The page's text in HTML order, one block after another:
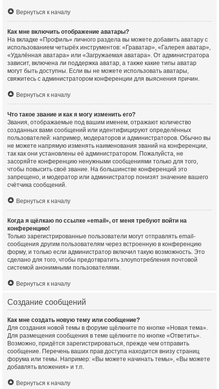
Вернуться к началу
Как мне включить отображение аватары?
На вкладке «Профиль» личного раздела вы можете добавить аватару с
использованием четырёх инструментов: «Граватар», «Галерея аватар»,
«Удалённая аватара» или «Загружаемая аватара». От администратора
зависит, включена ли поддержка аватар, а также какие типы аватар
могут быть доступны. Если вы не можете использовать аватары,
свяжитесь с администратором конференции для выяснения причин.
Вернуться к началу
Что такое звание и как я могу изменить его?
Звания, отображаемые под вашим именем, отражают количество
созданных вами сообщений или идентифицируют определённых
пользователей: например, модераторов и администраторов. Обычно вы
не можете напрямую изменять наименования званий на конференции,
так как они установлены её администратором. Пожалуйста, не
засоряйте конференцию ненужными сообщениями только для того,
чтобы повысить своё звание. На большинстве конференций это
запрещено, и модератор или администратор понизят значение вашего
счётчика сообщений.
Вернуться к началу
Когда я щёлкаю по ссылке «email», от меня требуют войти на
конференцию!
Только зарегистрированные пользователи могут отправлять email-
сообщения другим пользователям через встроенную в конференцию
форму, и только если администратор включил такую возможность. Это
сделано для того, чтобы предотвратить злоупотребления почтовой
системой анонимными пользователями.
Вернуться к началу
Создание сообщений
Как мне создать новую тему или сообщение?
Для создания новой темы в форуме щёлкните по кнопке «Новая тема».
Для размещения сообщения в теме щёлкните по кнопке «Ответить».
Возможно, придётся зарегистрироваться, прежде чем отправить
сообщение. Перечень ваших прав доступа находится внизу страниц
форума или темы. Например: «Вы можете начинать темы», «Вы можете
добавлять вложения» и т.п.
Вернуться к началу